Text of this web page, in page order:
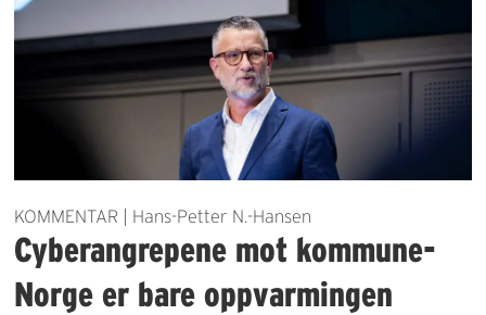
KOMMENTAR | Hans-Petter N.-Hansen
Cyberangrepene mot kommune-
Norge er bare oppvarmingen